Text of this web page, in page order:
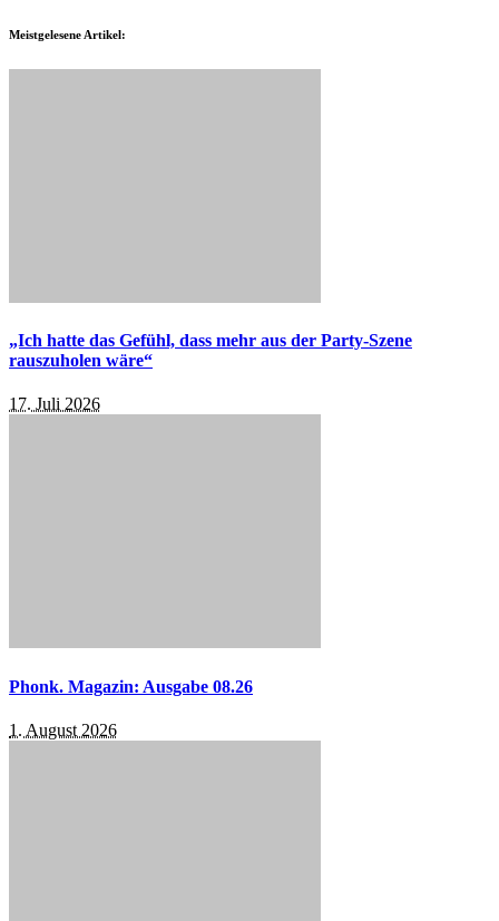
Meistgelesene Artikel:
„Ich hatte das Gefühl, dass mehr aus der Party-Szene
rauszuholen wäre“
17. Juli 2026
Phonk. Magazin: Ausgabe 08.26
1. August 2026